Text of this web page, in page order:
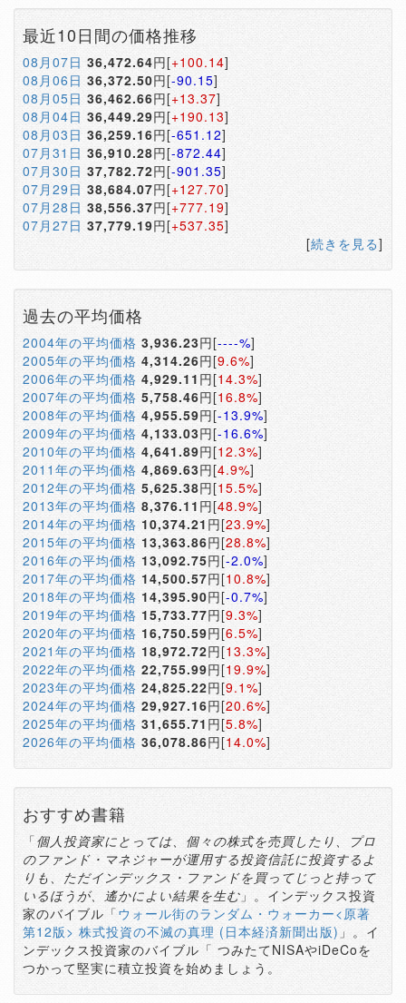
最近10日間の価格推移
08月07日 36,472.64円[+100.14]
08月06日 36,372.50円[-90.15]
08月05日 36,462.66円[+13.37]
08月04日 36,449.29円[+190.13]
08月03日 36,259.16円[-651.12]
07月31日 36,910.28円[-872.44]
07月30日 37,782.72円[-901.35]
07月29日 38,684.07円[+127.70]
07月28日 38,556.37円[+777.19]
07月27日 37,779.19円[+537.35]
[続きを見る]
過去の平均価格
2004年の平均価格 3,936.23円[----%]
2005年の平均価格 4,314.26円[9.6%]
2006年の平均価格 4,929.11 円[14.3%]
2007年の平均価格 5,758.46円[16.8%]
2008年の平均価格 4,955.59円[-13.9%]
2009年の平均価格 4,133.03円[-16.6%]
2010年の平均価格 4,641.89円[12.3%]
2011年の平均価格 4,869.63円[4.9%]
2012年の平均価格 5,625.38円[15.5%]
2013年の平均価格 8,376.11 円[48.9%]
2014年の平均価格 10,374.21 円[23.9%]
2015年の平均価格 13,363.86円[28.8%]
2016年の平均価格 13,092.75円[-2.0%]
2017年の平均価格 14,500.57円[10.8%]
2018年の平均価格 14,395.90円[-0.7%]
2019年の平均価格 15,733.77円[9.3%]
2020年の平均価格 16,750.59円[6.5%]
2021年の平均価格 18,972.72円[13.3%]
2022年の平均価格 22,755.99円[19.9%]
2023年の平均価格 24,825.22円[9.1%]
2024年の平均価格 29,927.16円[20.6%]
2025年の平均価格 31,655.71円[5.8%]
2026年の平均価格 36,078.86円[14.0%]
おすすめ書籍
「個人投資家にとっては、個々の株式を売買したり、プロ
のファンド・マネジャーが運用する投資信託に投資するよ
りも、ただインデックス・ファンドを買ってじっと持って
いるほうが、遙かによい結果を生む」。インデックス投資
家のバイブル「ウォール街のランダム・ウォーカー<原著
第12版> 株式投資の不滅の真理 (日本経済新聞出版) 」。イ
ンデックス投資家のバイブル「 つみたてNISAやiDeCoを
つかって堅実に積立投資を始めましょう。